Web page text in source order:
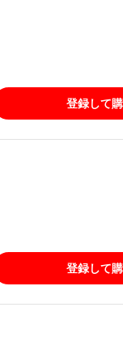
登録して
登録して